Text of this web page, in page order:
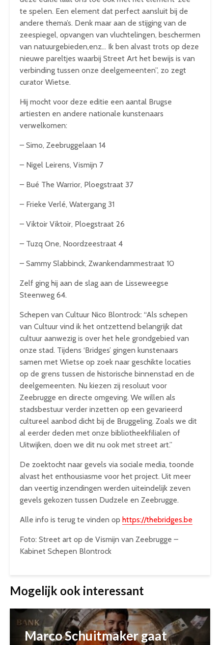
te spelen. Een element dat perfect aansluit bij de
andere thema’s. Denk maar aan de stijging van de
zeespiegel, opvangen van vluchtelingen, beschermen
van natuurgebieden,enz… Ik ben alvast trots op deze
nieuwe pareltjes waarbij Street Art het bewijs is van
verbinding tussen onze deelgemeenten”, zo zegt
curator Wietse.
Hij mocht voor deze editie een aantal Brugse
artiesten en andere nationale kunstenaars
verwelkomen:
– Simo, Zeebruggelaan 14
– Nigel Leirens, Vismijn 7
– Bué The Warrior, Ploegstraat 37
– Frieke Verlé, Watergang 31
– Viktoir Viktoir, Ploegstraat 26
– Tuzq One, Noordzeestraat 4
– Sammy Slabbinck, Zwankendammestraat 10
Zelf ging hij aan de slag aan de Lisseweegse
Steenweg 64.
Schepen van Cultuur Nico Blontrock: “Als schepen
van Cultuur vind ik het ontzettend belangrijk dat
cultuur aanwezig is over het hele grondgebied van
onze stad. Tijdens ‘Bridges’ gingen kunstenaars
samen met Wietse op zoek naar geschikte locaties
op de grens tussen de historische binnenstad en de
deelgemeenten. Nu kiezen zij resoluut voor
Zeebrugge en directe omgeving. We willen als
stadsbestuur verder inzetten op een gevarieerd
cultureel aanbod dicht bij de Bruggeling. Zoals we dit
al eerder deden met onze bibliotheekfilialen of
Uitwijken, doen we dit nu ook met street art.”
De zoektocht naar gevels via sociale media, toonde
alvast het enthousiasme voor het project. Uit meer
dan veertig inzendingen werden uiteindelijk zeven
gevels gekozen tussen Dudzele en Zeebrugge.
Alle info is terug te vinden op https://thebridges.be
Foto: Street art op de Vismijn van Zeebrugge –
Kabinet Schepen Blontrock
Mogelijk ook interessant
Marco Schuitmaker gaat